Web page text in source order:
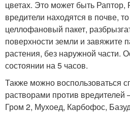
цветах. Это может быть Раптор,
вредители находятся в почве,
целлофановый пакет,
поверхности земли и завяжите
растения, без наружной части.
состоянии на 5 часов.
Также можно воспользоваться
растворами против вредителей
Гром 2, Мухоед, Карбофос,